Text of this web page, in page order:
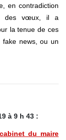
en contradiction
des vœux, il a
la tenue de ces
fake news, ou un
à 9 h 43 :
du maire